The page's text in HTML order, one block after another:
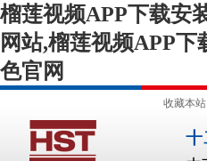
榴莲视频APP下载安
网站,榴莲视频APP
色官网
收藏本站